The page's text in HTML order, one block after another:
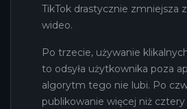
TikTok drastycznie zmniejsza
wideo.
Po trzecie, używanie
to odsyła użytkownika poza
algorytm tego nie lubi. Po
publikowanie więcej niż cztery